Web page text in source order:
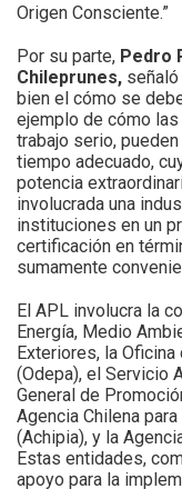
Origen Consciente.”
Por su parte, Pedro
Chileprunes,
bien el cómo se
ejemplo de cómo
trabajo serio,
tiempo adecuado,
potencia
involucrada una
instituciones en un
certificación en
sumamente
El APL involucra la
Energía, Medio
Exteriores, la
(Odepa), el Servicio
General de
Agencia Chilena
(Achipia), y la
Estas entidades,
apoyo para la